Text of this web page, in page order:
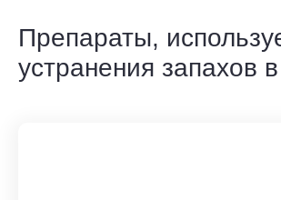
Препараты,
устранения запахов